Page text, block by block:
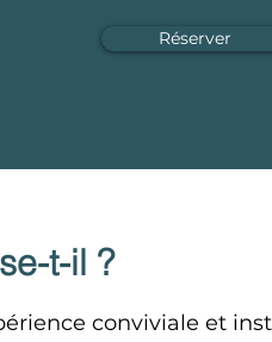
Réserver
t-il ?
conviviale et